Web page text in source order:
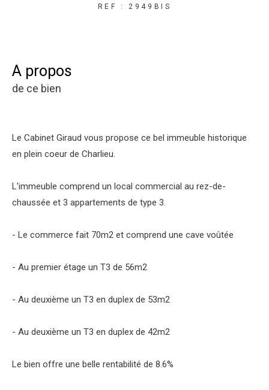
REF : 2949BIS
a propos
de ce bien
Le Cabinet Giraud vous propose ce bel immeuble historique
en plein coeur de Charlieu.
L'immeuble comprend un local commercial au rez-de-
chaussée et 3 appartements de type 3.
- Le commerce fait 70m2 et comprend une cave voûtée
- Au premier étage un T3 de 56m2
- Au deuxième un T3 en duplex de 53m2
- Au deuxième un T3 en duplex de 42m2
Le bien offre une belle rentabilité de 8.6%